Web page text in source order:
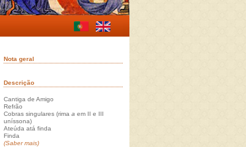
Nota geral
Descrição
Cantiga de Amigo
Refrão
Cobras singulares (rima a em II e III
uníssona)
Ateúda atá finda
Finda
(Saber mais)